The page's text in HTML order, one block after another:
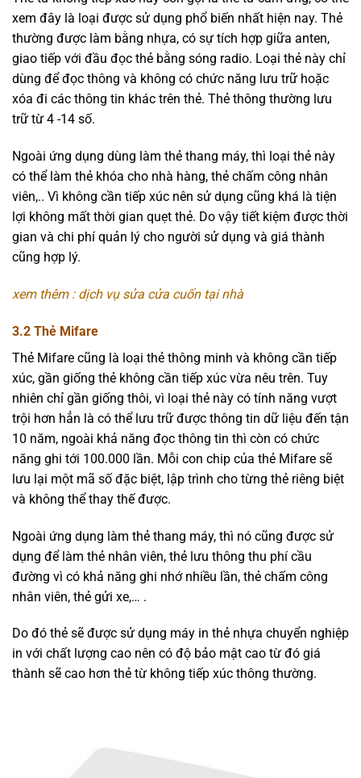
xem đây là loại được sử dụng phổ biến nhất hiện nay. Thẻ
thường được làm bằng nhựa, có sự tích hợp giữa anten,
giao tiếp với đầu đọc thẻ bằng sóng radio. Loại thẻ này chỉ
dùng để đọc thông và không có chức năng lưu trữ hoặc
xóa đi các thông tin khác trên thẻ. Thẻ thông thường lưu
trữ từ 4 -14 số.
Ngoài ứng dụng dùng làm thẻ thang máy, thì loại thẻ này
có thể làm thẻ khóa cho nhà hàng, thẻ chấm công nhân
viên,.. Vì không cần tiếp xúc nên sử dụng cũng khá là tiện
lợi không mất thời gian quẹt thẻ. Do vậy tiết kiệm được thời
gian và chi phí quản lý cho người sử dụng và giá thành
cũng hợp lý.
xem thêm : dịch vụ sửa cửa cuốn tại nhà
3.2 Thẻ Mifare
Thẻ Mifare cũng là loại thẻ thông minh và không cần tiếp
xúc, gần giống thẻ không cần tiếp xúc vừa nêu trên. Tuy
nhiên chỉ gần giống thôi, vì loại thẻ này có tính năng vượt
trội hơn hẳn là có thể lưu trữ được thông tin dữ liệu đến tận
10 năm, ngoài khả năng đọc thông tin thì còn có chức
năng ghi tới 100.000 lần. Mỗi con chip của thẻ Mifare sẽ
lưu lại một mã số đặc biệt, lập trình cho từng thẻ riêng biệt
và không thể thay thế được.
Ngoài ứng dụng làm thẻ thang máy, thì nó cũng được sử
dụng để làm thẻ nhân viên, thẻ lưu thông thu phí cầu
đường vì có khả năng ghi nhớ nhiều lần, thẻ chấm công
nhân viên, thẻ gửi xe,… .
Do đó thẻ sẽ được sử dụng máy in thẻ nhựa chuyển nghiệp
in với chất lượng cao nên có độ bảo mật cao từ đó giá
thành sẽ cao hơn thẻ từ không tiếp xúc thông thường.